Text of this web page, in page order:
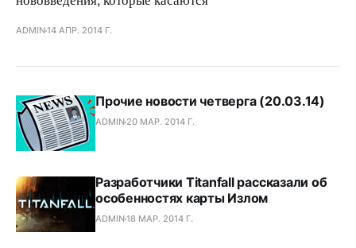
ADMIN14 АПР. 2014 Г.
Прочие новости четверга (20.03.14)
ADMIN 20 МАР. 2014 Г.
Разработчики Titanfall рассказали об
особенностях карты Излом
ADMIN18 МАР. 2014 Г.